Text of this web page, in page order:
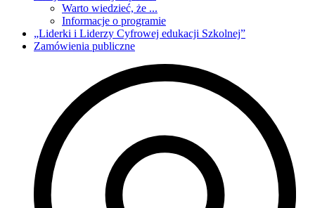
Warto wiedzieć, że ...
Informacje o programie
„Liderki i Liderzy Cyfrowej edukacji Szkolnej”
Zamówienia publiczne